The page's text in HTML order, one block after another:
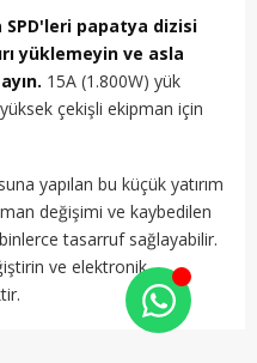
SPD'leri papatya dizisi
yüklemeyin ve asla
15A (1.800W) yük
çekişli ekipman için
yapılan bu küçük yatırım
değişimi ve kaybedilen
tasarruf sağlayabilir.
ve elektronik